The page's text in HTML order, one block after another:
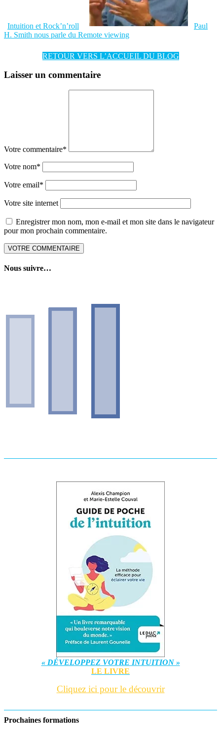
Intuition et Rock’n’roll
Paul
H. Smith nous parle du Remote viewing
RETOUR VERS L’ACCUEIL DU BLOG
Laisser un commentaire
Votre commentaire*
Votre nom*
Votre email*
Votre site internet
Enregistrer mon nom, mon e-mail et mon site dans le navigateur
pour mon prochain commentaire.
Nous suivre…
« DÉVELOPPEZ VOTRE INTUITION »
LE LIVRE
Cliquez ici pour le découvrir
Prochaines formations